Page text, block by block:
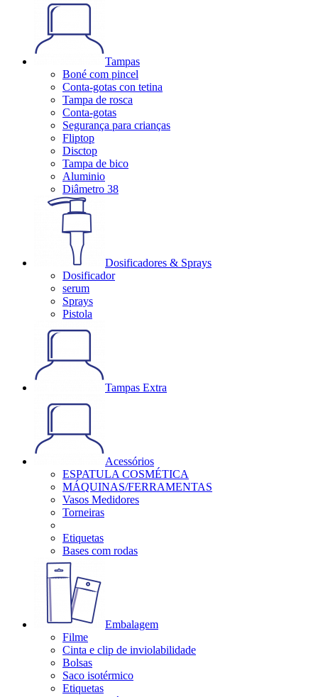
Tampas
Boné com pincel
Conta-gotas con tetina
Tampa de rosca
Conta-gotas
Segurança para crianças
Fliptop
Disctop
Tampa de bico
Aluminio
Diâmetro 38
Dosificadores & Sprays
Dosificador
serum
Sprays
Pistola
Tampas Extra
Acessórios
ESPATULA COSMÉTICA
MÁQUINAS/FERRAMENTAS
Vasos Medidores
Torneiras
Etiquetas
Bases com rodas
Embalagem
Filme
Cinta e clip de inviolabilidade
Bolsas
Saco isotérmico
Etiquetas